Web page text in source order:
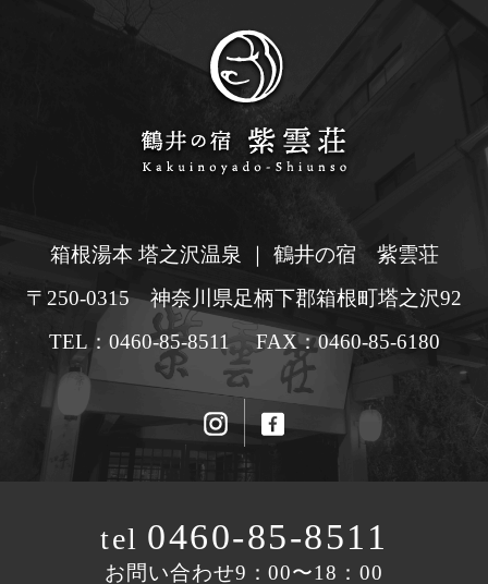
箱根湯本 塔之沢温泉 ｜ 鶴井の宿 紫雲荘
〒250-0315 神奈川県足柄下郡箱根町塔之沢92
TEL：0460-85-8511 FAX：0460-85-6180
tel 0460-85-8511
お問い合わせ9：00〜18：00